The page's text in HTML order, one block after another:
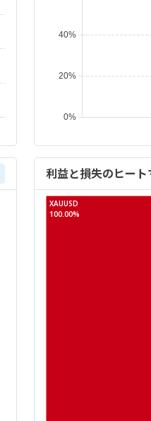
利益と損失のヒート
XAUUSD
100.00%